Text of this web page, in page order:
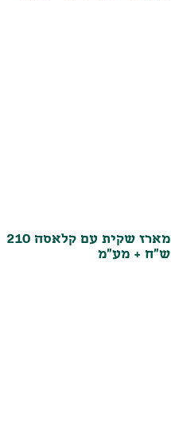
מארז שקית עם קלאסה 210
ש"ח + מע"מ